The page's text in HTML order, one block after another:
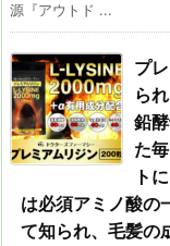
源『アウトド ...
プ
ら
鉛
た
ト
は必須アミノ酸の
て知られ、毛髪の